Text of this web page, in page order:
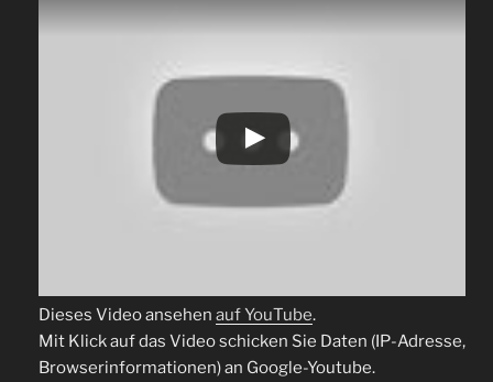
Dieses Video ansehen auf YouTube.
Mit Klick auf das Video schicken Sie Daten (IP-Adresse,
Browserinformationen) an Google-Youtube.